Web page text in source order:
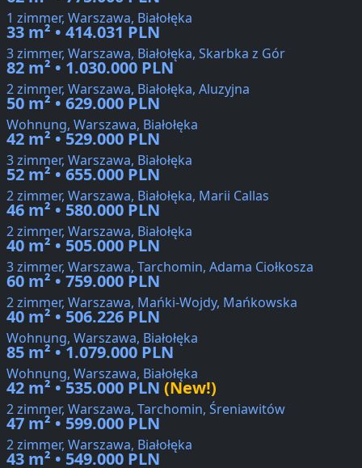
1 zimmer, Warszawa, Białołęka
33 m² • 414.031 PLN
3 zimmer, Warszawa, Białołęka, Skarbka z Gór
82 m² • 1.030.000 PLN
2 zimmer, Warszawa, Białołęka, Aluzyjna
50 m² • 629.000 PLN
Wohnung, Warszawa, Białołęka
42 m² • 529.000 PLN
3 zimmer, Warszawa, Białołęka
52 m² • 655.000 PLN
2 zimmer, Warszawa, Białołęka, Marii Callas
46 m² • 580.000 PLN
2 zimmer, Warszawa, Białołęka
40 m² • 505.000 PLN
3 zimmer, Warszawa, Tarchomin, Adama Ciołkosza
60 m² • 759.000 PLN
2 zimmer, Warszawa, Mańki-Wojdy, Mańkowska
40 m² • 506.226 PLN
Wohnung, Warszawa, Białołęka
85 m² • 1.079.000 PLN
Wohnung, Warszawa, Białołęka
42 m² • 535.000 PLN (New!)
2 zimmer, Warszawa, Tarchomin, Śreniawitów
47 m² • 599.000 PLN
2 zimmer, Warszawa, Białołęka
43 m² • 549.000 PLN